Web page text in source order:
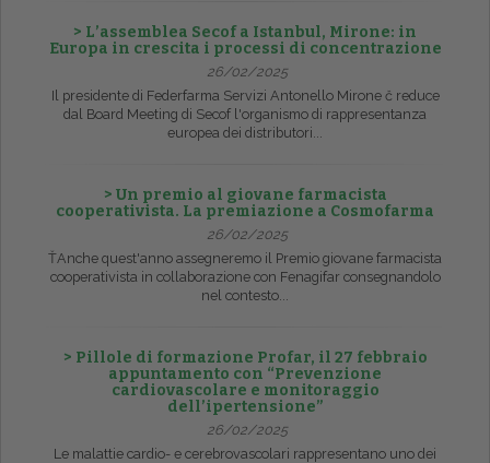
> L’assemblea Secof a Istanbul, Mirone: in
Europa in crescita i processi di concentrazione
26/02/2025
Il presidente di Federfarma Servizi Antonello Mirone č reduce
dal Board Meeting di Secof l'organismo di rappresentanza
europea dei distributori...
> Un premio al giovane farmacista
cooperativista. La premiazione a Cosmofarma
26/02/2025
ŤAnche quest'anno assegneremo il Premio giovane farmacista
cooperativista in collaborazione con Fenagifar consegnandolo
nel contesto...
> Pillole di formazione Profar, il 27 febbraio
appuntamento con “Prevenzione
cardiovascolare e monitoraggio
dell’ipertensione”
26/02/2025
Le malattie cardio- e cerebrovascolari rappresentano uno dei